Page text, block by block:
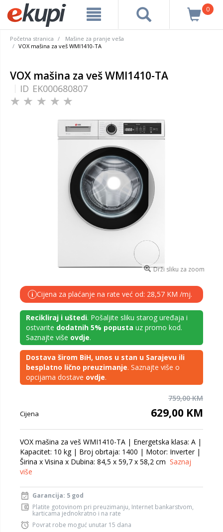
0
Početna stranica
Mašine za pranje veša
VOX mašina za veš WMI1410-TA
VOX mašina za veš WMI1410-TA
ID EK000680807
Drži sliku za zoom
i Cijena za plaćanje na rate već od: 28,57 KM /mj.
Recikliraj i uštedi. Pošaljite sliku starog uređaja i
ostvarite dodatnih 5% popusta uz promo kod.
Saznajte više ovdje.
Dostava širom BiH, unos u stan u Sarajevu ili
besplatno lično preuzimanje. Saznajte više o
opcijama dostave ovdje.
759,00 KM
Cijena 629,00 KM
VOX mašina za veš WMI1410-TA | Energetska klasa: A |
Kapacitet: 10 kg | Broj obrtaja: 1400 | Motor: Inverter |
Širina x Visina x Dubina: 84,5 x 59,7 x 58,2 cm Saznaj
više
Garancija: 5 god
Platite gotovinom pri preuzimanju, Internet bankarstvom,
karticama jednokratno i na rate
Povrat robe moguć unutar 15 dana